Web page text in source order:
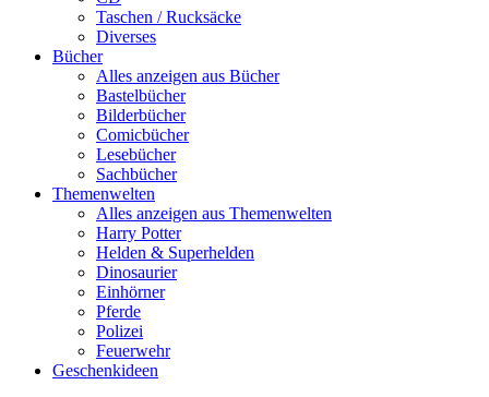
Taschen / Rucksäcke
Diverses
Bücher
Alles anzeigen aus Bücher
Bastelbücher
Bilderbücher
Comicbücher
Lesebücher
Sachbücher
Themenwelten
Alles anzeigen aus Themenwelten
Harry Potter
Helden & Superhelden
Dinosaurier
Einhörner
Pferde
Polizei
Feuerwehr
Geschenkideen